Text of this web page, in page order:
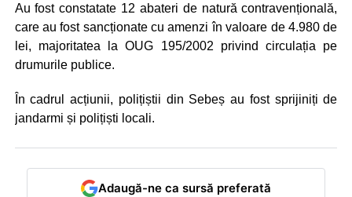
Au fost constatate 12 abateri de natură contravențională,
care au fost sancționate cu amenzi în valoare de 4.980 de
lei, majoritatea la OUG 195/2002 privind circulația pe
drumurile publice.
În cadrul acțiunii, polițiștii din Sebeș au fost sprijiniți de
jandarmi și polițiști locali.
Adaugă-ne ca sursă preferată